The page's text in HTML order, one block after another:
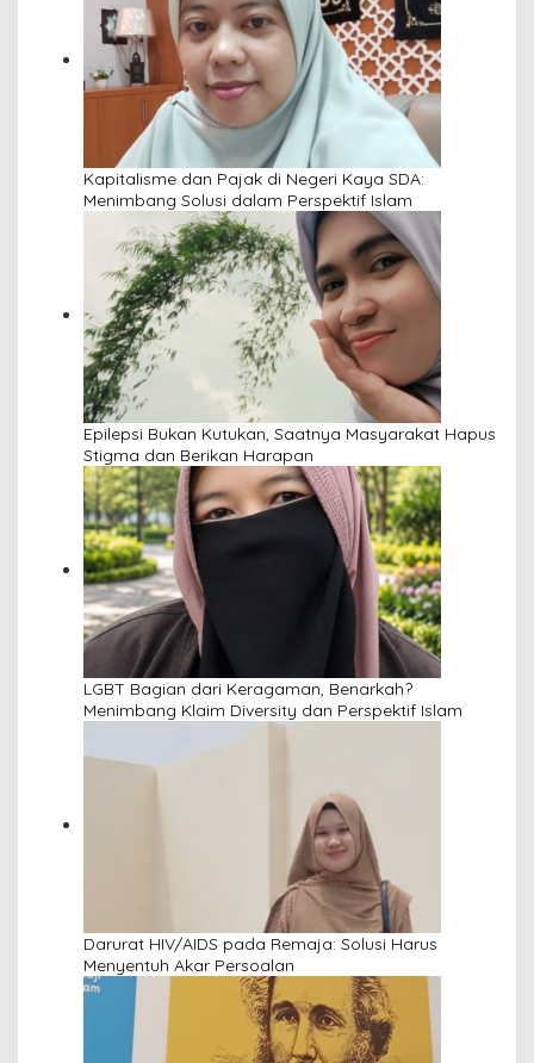
Kapitalisme dan Pajak di Negeri Kaya SDA:
Menimbang Solusi dalam Perspektif Islam
Epilepsi Bukan Kutukan, Saatnya Masyarakat Hapus
Stigma dan Berikan Harapan
LGBT Bagian dari Keragaman, Benarkah?
Menimbang Klaim Diversity dan Perspektif Islam
Darurat HIV/AIDS pada Remaja: Solusi Harus
Menyentuh Akar Persoalan